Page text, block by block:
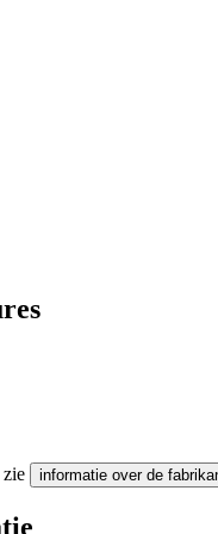
informatie over de